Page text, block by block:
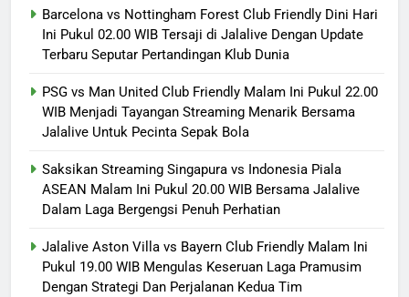
Barcelona vs Nottingham Forest Club Friendly Dini Hari
Ini Pukul 02.00 WIB Tersaji di Jalalive Dengan Update
Terbaru Seputar Pertandingan Klub Dunia
PSG vs Man United Club Friendly Malam Ini Pukul 22.00
WIB Menjadi Tayangan Streaming Menarik Bersama
Jalalive Untuk Pecinta Sepak Bola
Saksikan Streaming Singapura vs Indonesia Piala
ASEAN Malam Ini Pukul 20.00 WIB Bersama Jalalive
Dalam Laga Bergengsi Penuh Perhatian
Jalalive Aston Villa vs Bayern Club Friendly Malam Ini
Pukul 19.00 WIB Mengulas Keseruan Laga Pramusim
Dengan Strategi Dan Perjalanan Kedua Tim